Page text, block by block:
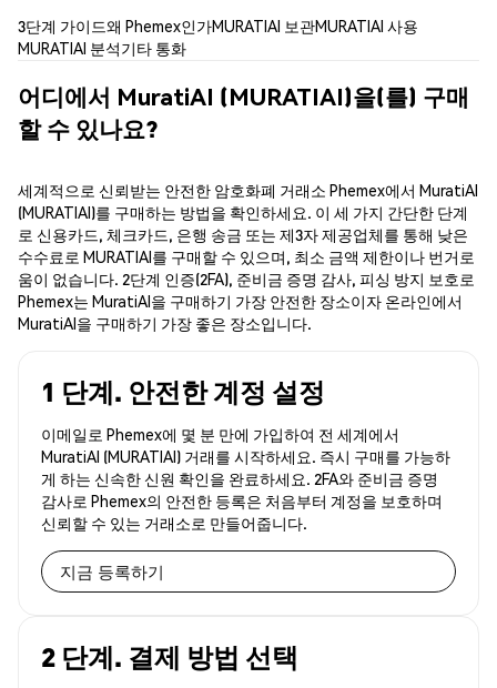
3단계 가이드왜 Phemex인가MURATIAI 보관MURATIAI 사용
MURATIAI 분석기타 통화
어디에서 MuratiAI (MURATIAI)을(를) 구매
할 수 있나요?
세계적으로 신뢰받는 안전한 암호화폐 거래소 Phemex에서 MuratiAI
(MURATIAI)를 구매하는 방법을 확인하세요. 이 세 가지 간단한 단계
로 신용카드, 체크카드, 은행 송금 또는 제3자 제공업체를 통해 낮은
수수료로 MURATIAI를 구매할 수 있으며, 최소 금액 제한이나 번거로
움이 없습니다. 2단계 인증(2FA), 준비금 증명 감사, 피싱 방지 보호로
Phemex는 MuratiAI을 구매하기 가장 안전한 장소이자 온라인에서
MuratiAI을 구매하기 가장 좋은 장소입니다.
1 단계. 안전한 계정 설정
이메일로 Phemex에 몇 분 만에 가입하여 전 세계에서
MuratiAI (MURATIAI) 거래를 시작하세요. 즉시 구매를 가능하
게 하는 신속한 신원 확인을 완료하세요. 2FA와 준비금 증명
감사로 Phemex의 안전한 등록은 처음부터 계정을 보호하며
신뢰할 수 있는 거래소로 만들어줍니다.
지금 등록하기
2 단계. 결제 방법 선택